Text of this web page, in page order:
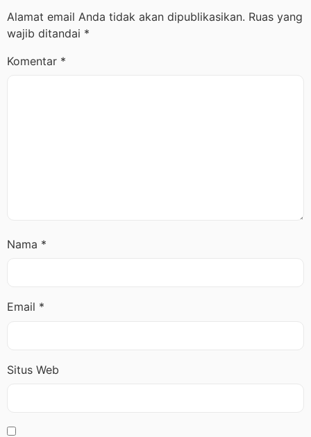
Alamat email Anda tidak akan dipublikasikan. Ruas yang
wajib ditandai *
Komentar *
Nama *
Email *
Situs Web